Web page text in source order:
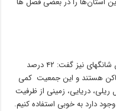
اسماعیلی در خصوص عضویت ایران در پیمان شانگهای نیز گفت: ۴۲ درصد
هستند و این جمعیت کمی
ریلی، دریایی، زمینی از ظرفیت
دارد به خوبی استفاده کنیم.